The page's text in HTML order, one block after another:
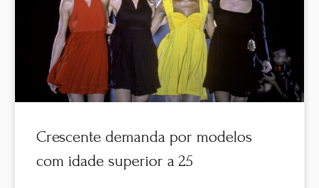
Crescente demanda por modelos
com idade superior a 25